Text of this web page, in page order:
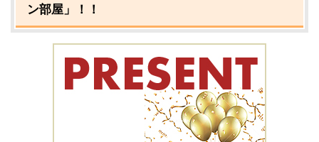
ン部屋」！！